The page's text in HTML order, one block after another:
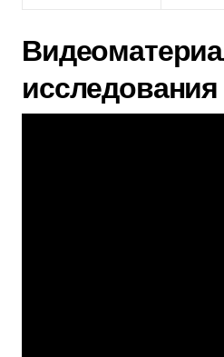
исследования